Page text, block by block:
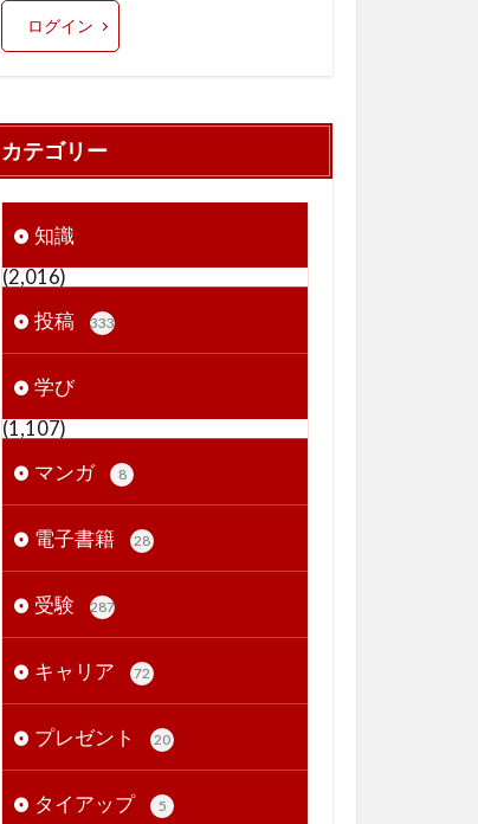
ログイン
カテゴリー
知識
(2,016)
投稿
333
学び
(1,107)
マンガ
8
電子書籍 28
受験 287
キャリア 72
プレゼント 20
タイアップ 5